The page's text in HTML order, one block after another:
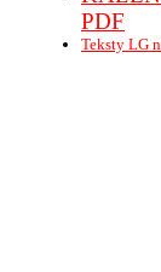
PDF
Teksty LG